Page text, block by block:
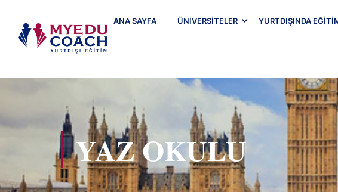
ANA SAYFA ÜNIVERSITELER YURTDIŞINDA
YAZ OKULU